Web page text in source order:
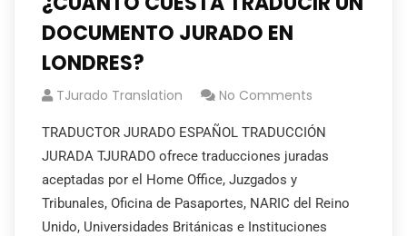
DOCUMENTO JURADO EN
LONDRES?
TJurado Translation No Comments
TRADUCTOR JURADO ESPAÑOL TRADUCCIÓN
JURADA TJURADO ofrece traducciones juradas
aceptadas por el Home Office, Juzgados y
Tribunales, Oficina de Pasaportes, NARIC del Reino
Unido, Universidades Británicas e Instituciones